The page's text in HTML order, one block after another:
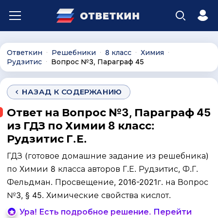
Ответкин ∙ Решебники ∙ 8 класс ∙ Химия ∙
Рудзитис ∙ Вопрос №3, Параграф 45
НАЗАД К СОДЕРЖАНИЮ
Ответ на Вопрос №3, Параграф 45
из ГДЗ по Химии 8 класс:
Рудзитис Г.Е.
ГДЗ (готовое домашние задание из решебника)
по Химии 8 класса авторов Г.Е. Рудзитис, Ф.Г.
Фельдман. Просвещение, 2016-2021г. на Вопрос
№3, § 45. Химические свойства кислот.
Ура! Есть подробное решение. Перейти